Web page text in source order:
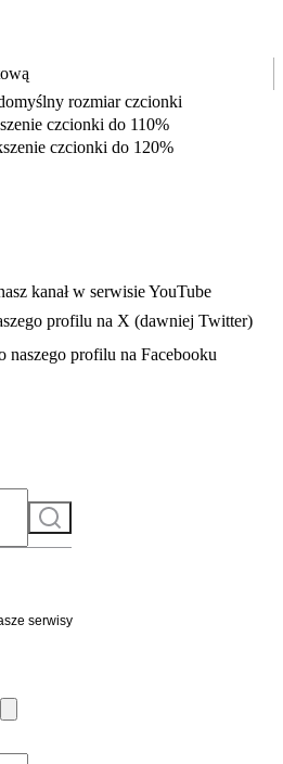
rozmiar czcionki
czcionki do 110%
czcionki do 120%
się w nowej karcie
kanał w serwisie YouTube
profilu na X (dawniej Twitter)
się w nowej karcie
naszego profilu na Facebooku
Szukaj
do serwisu
serwisy